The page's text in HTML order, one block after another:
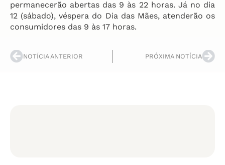
permanecerão abertas das 9 às 22 horas. Já no dia
12 (sábado), véspera do Dia das Mães, atenderão os
consumidores das 9 às 17 horas.
NOTÍCIA ANTERIOR PRÓXIMA NOTÍCIA